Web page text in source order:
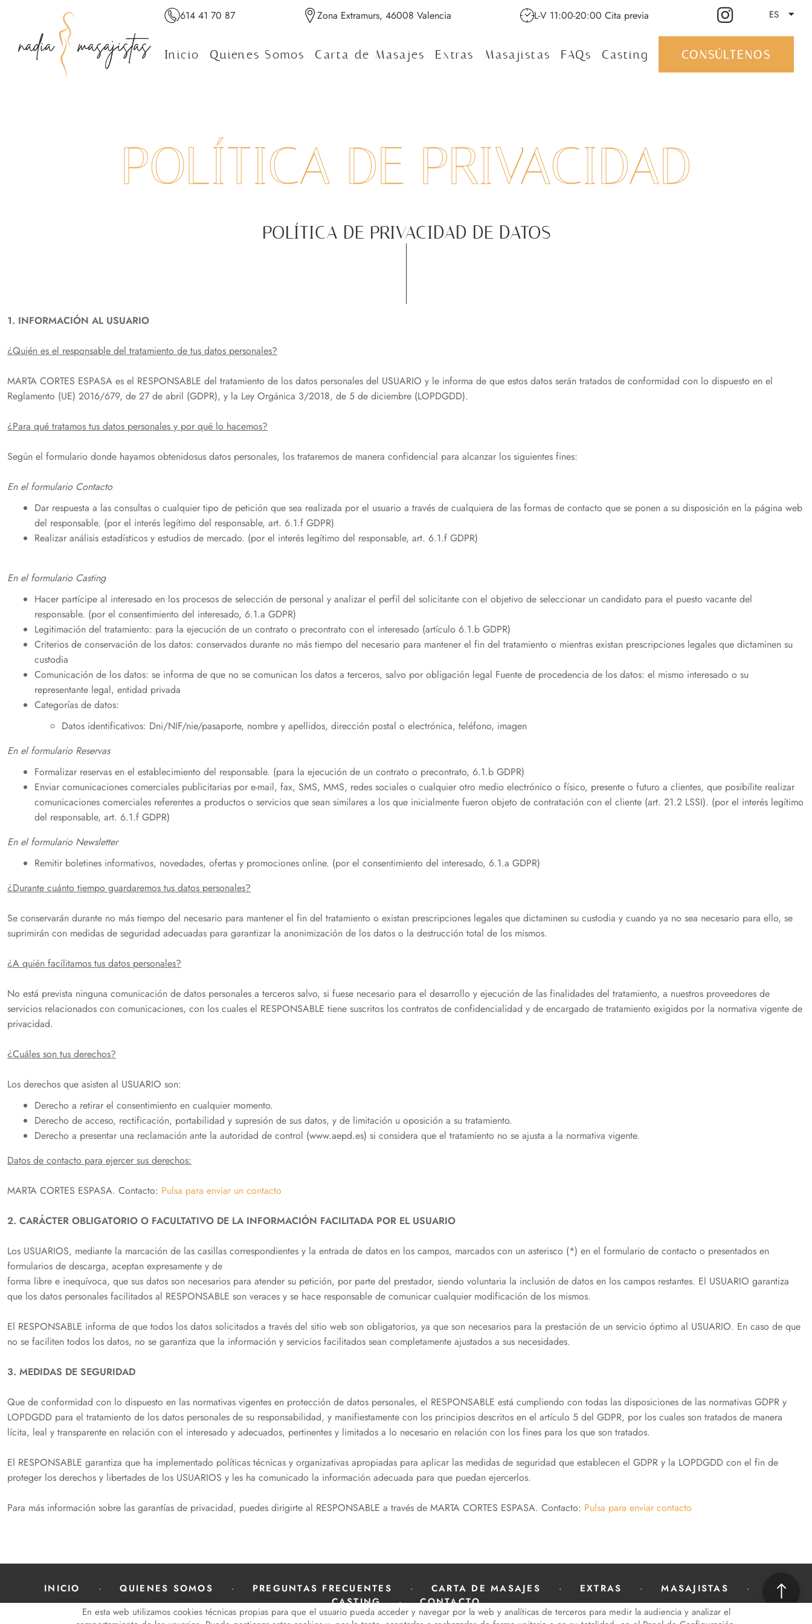
614 41 70 87 Zona Extramurs, 46008 Valencia L-V 11:00-20:00 Cita previa ES
Inicio Quienes Somos Carta de Masajes Extras Masajistas FAQs Casting CONSÚLTENOS
POLÍTICA DE PRIVACIDAD
POLÍTICA DE PRIVACIDAD DE DATOS
1. INFORMACIÓN AL USUARIO
¿Quién es el responsable del tratamiento de tus datos personales?
MARTA CORTES ESPASA es el RESPONSABLE del tratamiento de los datos personales del USUARIO y le informa de que estos datos serán tratados de conformidad con lo dispuesto en el
Reglamento (UE) 2016/679, de 27 de abril (GDPR), y la Ley Orgánica 3/2018, de 5 de diciembre (LOPDGDD).
¿Para qué tratamos tus datos personales y por qué lo hacemos?
Según el formulario donde hayamos obtenidosus datos personales, los trataremos de manera confidencial para alcanzar los siguientes fines:
En el formulario Contacto
Dar respuesta a las consultas o cualquier tipo de petición que sea realizada por el usuario a través de cualquiera de las formas de contacto que se ponen a su disposición en la página web
del responsable. (por el interés legítimo del responsable, art. 6.1.f GDPR)
Realizar análisis estadísticos y estudios de mercado. (por el interés legítimo del responsable, art. 6.1.f GDPR)
En el formulario Casting
Hacer partícipe al interesado en los procesos de selección de personal y analizar el perfil del solicitante con el objetivo de seleccionar un candidato para el puesto vacante del
responsable. (por el consentimiento del interesado, 6.1.a GDPR)
Legitimación del tratamiento: para la ejecución de un contrato o precontrato con el interesado (artículo 6.1.b GDPR)
Criterios de conservación de los datos: conservados durante no más tiempo del necesario para mantener el fin del tratamiento o mientras existan prescripciones legales que dictaminen su
custodia
Comunicación de los datos: se informa de que no se comunican los datos a terceros, salvo por obligación legal Fuente de procedencia de los datos: el mismo interesado o su
representante legal, entidad privada
Categorías de datos:
Datos identificativos: Dni/NIF/nie/pasaporte, nombre y apellidos, dirección postal o electrónica, teléfono, imagen
En el formulario Reservas
Formalizar reservas en el establecimiento del responsable. (para la ejecución de un contrato o precontrato, 6.1.b GDPR)
Enviar comunicaciones comerciales publicitarias por e-mail, fax, SMS, MMS, redes sociales o cualquier otro medio electrónico o físico, presente o futuro a clientes, que posibilite realizar
comunicaciones comerciales referentes a productos o servicios que sean similares a los que inicialmente fueron objeto de contratación con el cliente (art. 21.2 LSSI). (por el interés legítimo
del responsable, art. 6.1.f GDPR)
En el formulario Newsletter
Remitir boletines informativos, novedades, ofertas y promociones online. (por el consentimiento del interesado, 6.1.a GDPR)
¿Durante cuánto tiempo guardaremos tus datos personales?
Se conservarán durante no más tiempo del necesario para mantener el fin del tratamiento o existan prescripciones legales que dictaminen su custodia y cuando ya no sea necesario para ello, se
suprimirán con medidas de seguridad adecuadas para garantizar la anonimización de los datos o la destrucción total de los mismos.
¿A quién facilitamos tus datos personales?
No está prevista ninguna comunicación de datos personales a terceros salvo, si fuese necesario para el desarrollo y ejecución de las finalidades del tratamiento, a nuestros proveedores de
servicios relacionados con comunicaciones, con los cuales el RESPONSABLE tiene suscritos los contratos de confidencialidad y de encargado de tratamiento exigidos por la normativa vigente de
privacidad.
¿Cuáles son tus derechos?
Los derechos que asisten al USUARIO son:
Derecho a retirar el consentimiento en cualquier momento.
Derecho de acceso, rectificación, portabilidad y supresión de sus datos, y de limitación u oposición a su tratamiento.
Derecho a presentar una reclamación ante la autoridad de control (www.aepd.es) si considera que el tratamiento no se ajusta a la normativa vigente.
Datos de contacto para ejercer sus derechos:
MARTA CORTES ESPASA. Contacto: Pulsa para enviar un contacto
2. CARÁCTER OBLIGATORIO O FACULTATIVO DE LA INFORMACIÓN FACILITADA POR EL USUARIO
Los USUARIOS, mediante la marcación de las casillas correspondientes y la entrada de datos en los campos, marcados con un asterisco (*) en el formulario de contacto o presentados en
formularios de descarga, aceptan expresamente y de
forma libre e inequívoca, que sus datos son necesarios para atender su petición, por parte del prestador, siendo voluntaria la inclusión de datos en los campos restantes. El USUARIO garantiza
que los datos personales facilitados al RESPONSABLE son veraces y se hace responsable de comunicar cualquier modificación de los mismos.
El RESPONSABLE informa de que todos los datos solicitados a través del sitio web son obligatorios, ya que son necesarios para la prestación de un servicio óptimo al USUARIO. En caso de que
no se faciliten todos los datos, no se garantiza que la información y servicios facilitados sean completamente ajustados a sus necesidades.
3. MEDIDAS DE SEGURIDAD
Que de conformidad con lo dispuesto en las normativas vigentes en protección de datos personales, el RESPONSABLE está cumpliendo con todas las disposiciones de las normativas GDPR y
LOPDGDD para el tratamiento de los datos personales de su responsabilidad, y manifiestamente con los principios descritos en el artículo 5 del GDPR, por los cuales son tratados de manera
lícita, leal y transparente en relación con el interesado y adecuados, pertinentes y limitados a lo necesario en relación con los fines para los que son tratados.
El RESPONSABLE garantiza que ha implementado políticas técnicas y organizativas apropiadas para aplicar las medidas de seguridad que establecen el GDPR y la LOPDGDD con el fin de
proteger los derechos y libertades de los USUARIOS y les ha comunicado la información adecuada para que puedan ejercerlos.
Para más información sobre las garantías de privacidad, puedes dirigirte al RESPONSABLE a través de MARTA CORTES ESPASA. Contacto: Pulsa para enviar contacto
En esta web utilizamos cookies técnicas propias para que el usuario pueda acceder y navegar por la web y analíticas de terceros para medir la audiencia y analizar el
INICIO QUIENES SOMOS PREGUNTAS FRECUENTES CARTA DE MASAJES EXTRAS
MASAJISTAS
CASTING
CONTACTO